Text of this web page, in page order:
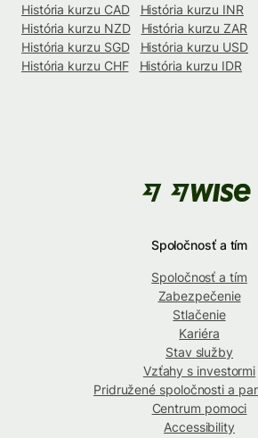
História kurzu CAD
História kurzu INR
História kurzu NZD
História kurzu ZAR
História kurzu SGD
História kurzu USD
História kurzu CHF
História kurzu IDR
Spoločnosť a tím
Spoločnosť a tím
Zabezpečenie
Stlačenie
Kariéra
Stav služby
Vzťahy s investormi
Pridružené spoločnosti a
Centrum pomoci
Accessibility